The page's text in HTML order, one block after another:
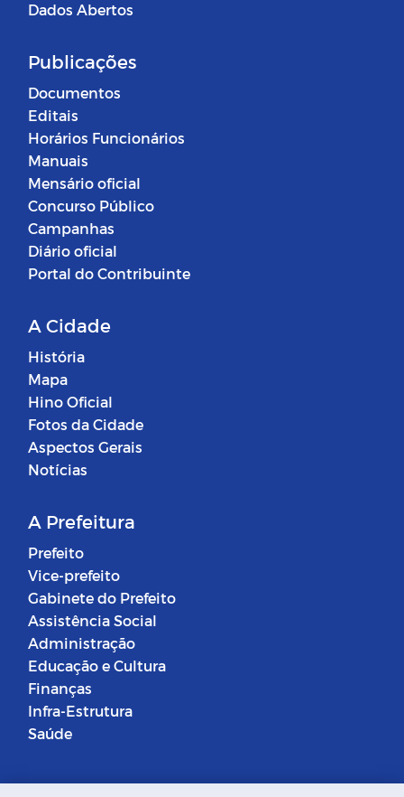
Dados Abertos
Publicações
Documentos
Editais
Horários Funcionários
Manuais
Mensário oficial
Concurso Público
Campanhas
Diário oficial
Portal do Contribuinte
A Cidade
História
Mapa
Hino Oficial
Fotos da Cidade
Aspectos Gerais
Notícias
A Prefeitura
Prefeito
Vice-prefeito
Gabinete do Prefeito
Assistência Social
Administração
Educação e Cultura
Finanças
Infra-Estrutura
Saúde